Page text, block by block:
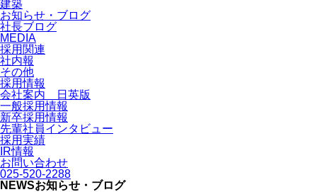
建築
お知らせ・ブログ
社長ブログ
MEDIA
採用関連
社内報
その他
採用情報
会社案内 日英版
一般採用情報
新卒採用情報
先輩社員インタビュー
採用実績
IR情報
お問い合わせ
025-520-2288
NEWSお知らせ・ブログ